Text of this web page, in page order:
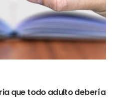
que todo adulto debería